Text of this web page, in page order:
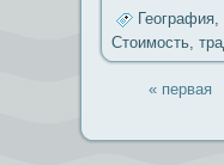
География,
Стоимость
« первая